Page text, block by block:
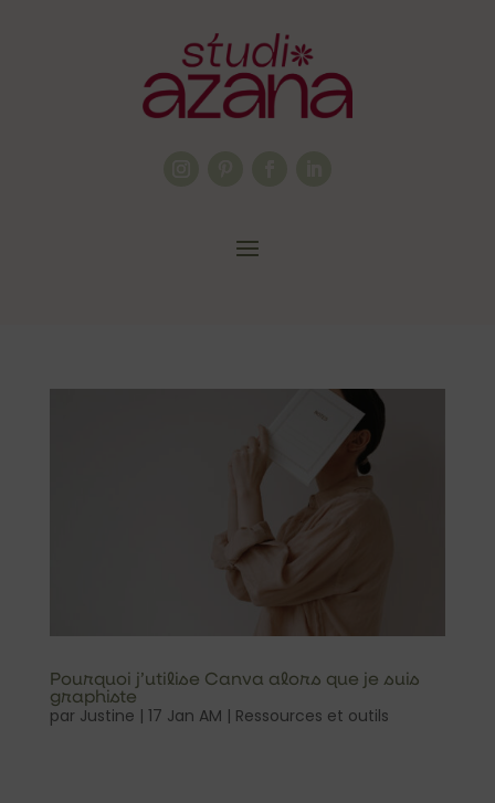
Pourquoi j’utilise Canva alors que je suis
graphiste
par Justine | 17 Jan AM | Ressources et outils